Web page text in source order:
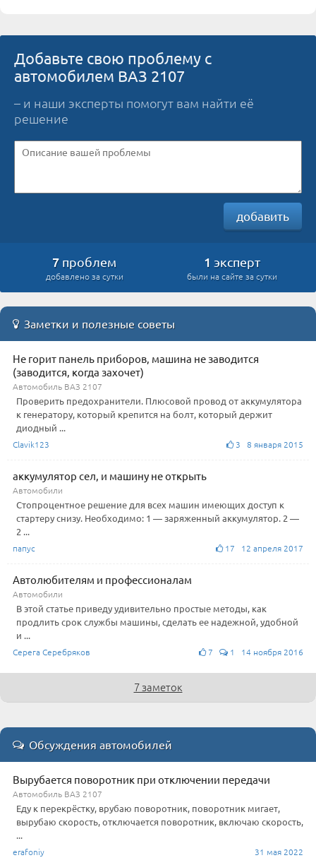
Добавьте свою проблему с
автомобилем ВАЗ 2107
– и наши эксперты помогут вам найти её
решение
добавить
7 проблем
добавлено за сутки
1 эксперт
были на сайте за сутки
Заметки и полезные советы
Не горит панель приборов, машина не заводится
(заводится, когда захочет)
Автомобиль ВАЗ 2107
Проверить предохранители. Плюсовой провод от аккумулятора
к генератору, который крепится на болт, который держит
диодный ...
Clavik123 3 8 января 2015
аккумулятор сел, и машину не открыть
Автомобили
Стопроцентное решение для всех машин имеющих доступ к
стартеру снизу. Необходимо: 1 — заряженный аккумулятор. 2 —
2 ...
папус 17 12 апреля 2017
Автолюбителям и профессионалам
Автомобили
В этой статье приведу удивительно простые методы, как
продлить срок службы машины, сделать ее надежной, удобной
и ...
Серега Серебряков 7 1 14 ноября 2016
7 заметок
Обсуждения автомобилей
Вырубается поворотник при отключении передачи
Автомобиль ВАЗ 2107
Еду к перекрёстку, врубаю поворотник, поворотник мигает,
вырубаю скорость, отключается поворотник, включаю скорость,
...
erafoniy 31 мая 2022